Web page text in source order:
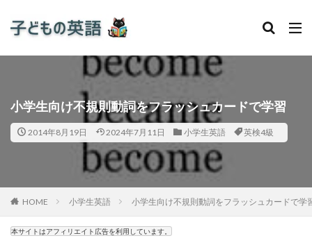
小学生向け不規則動詞をフラッシュカードで学習
2014年8月19日 2024年7月11日 小学生英語 英検4級
HOME 小学生英語 小学生向け不規則動詞をフラッシュカードで学
本サイトはアフィリエイト広告を利用しています。